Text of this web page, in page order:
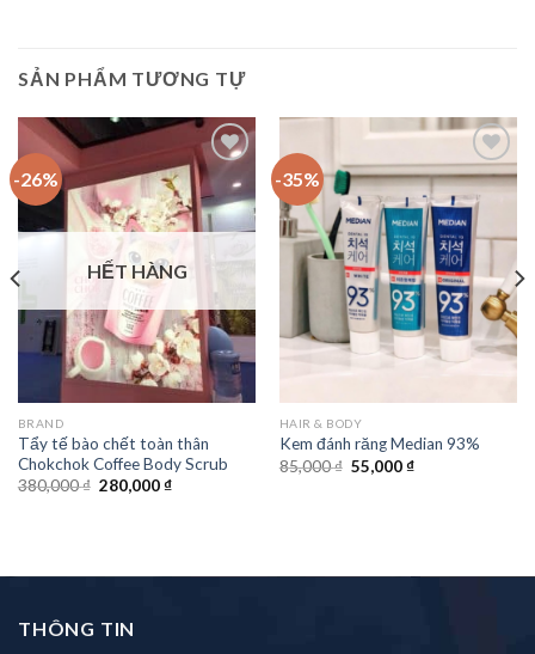
SẢN PHẨM TƯƠNG TỰ
-26%
Add to
Wishlist
HẾT HÀNG
BRAND
Tẩy tế bào chết toàn thân
Chokchok Coffee Body Scrub
380,000₫ 280,000₫
-35%
Add to
Wishlist
HAIR & BODY
Kem đánh răng Median 93%
85,000₫ 55,000₫
THÔNG TIN